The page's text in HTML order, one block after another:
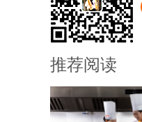
推荐阅读